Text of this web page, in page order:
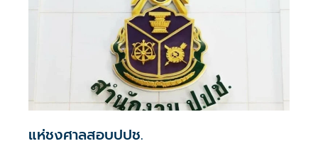
แห่ชงศาลสอบปปช.